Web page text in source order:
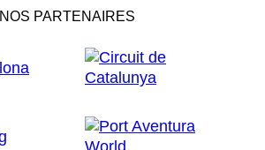
NOS PARTENAIRES